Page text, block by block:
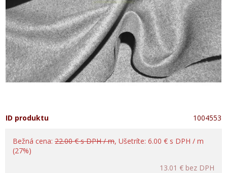
ID produktu 1004553
Bežná cena: 22.00 € s DPH / m, Ušetríte: 6.00 € s DPH / m
(27%)
13.01 € bez DPH